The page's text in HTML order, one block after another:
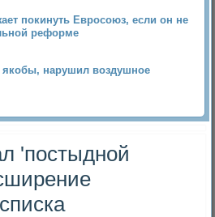
покинуть Евросоюз, если он не
реформе
нарушил воздушное
'постыдной